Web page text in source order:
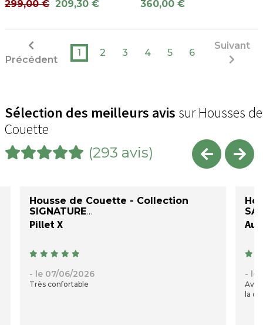
299,00 € 209,30 € 360,00 €
Précédent
1 2 3 4 5 6
Suivant
Sélection des meilleurs avis sur Housses de
Couette
(293 avis)
Housse de Couette - Collection
SIGNATURE
Pillet X
- le 07/06/2026
Très confortable
- le
la